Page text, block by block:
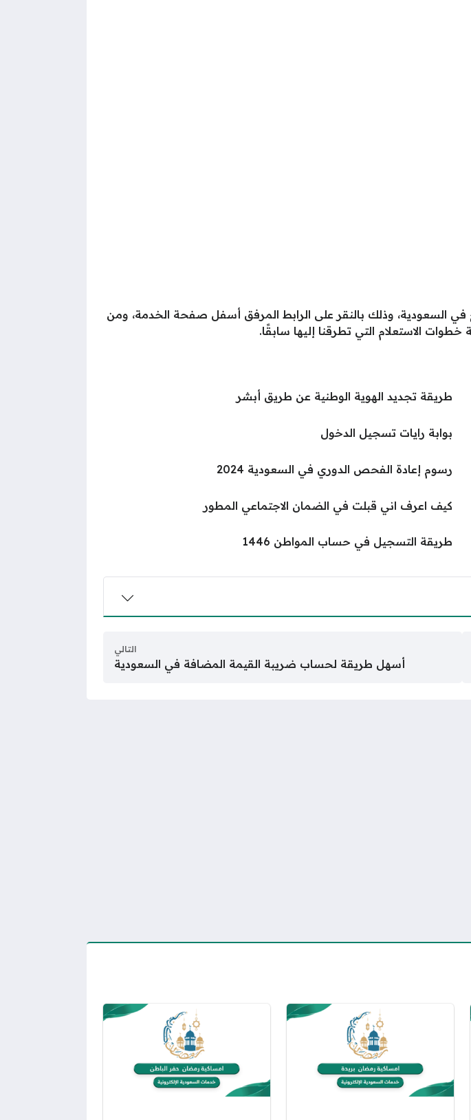
في السعودية، وذلك بالنقر على الرابط المرفق أسفل صفحة الخدمة، ومن
الاستعلام التي تطرقنا إليها سابقًا.
طريقة تجديد الهوية الوطنية عن طريق أبشر
بوابة رايات تسجيل الدخول
رسوم إعادة الفحص الدوري في السعودية 2024
كيف اعرف اني قبلت في الضمان الاجتماعي المطور
طريقة التسجيل في حساب المواطن 1446
التالي
أسهل طريقة لحساب ضريبة القيمة المضافة في السعودية